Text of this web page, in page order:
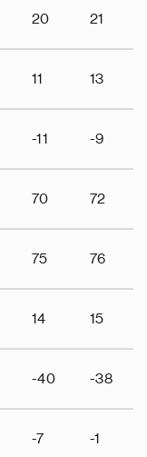
20 21
11 13
-11 -9
70 72
75 76
14 15
-40 -38
-7 -1